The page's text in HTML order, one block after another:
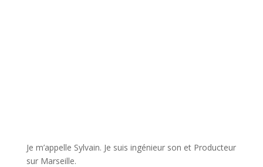
Je m’appelle Sylvain. Je suis ingénieur son et Producteur
sur Marseille.